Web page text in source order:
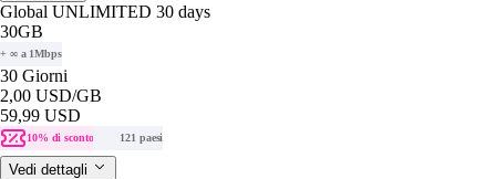
Global UNLIMITED 30 days
30GB
+ ∞ a 1Mbps
30 Giorni
2,00 USD/GB
59,99 USD
10% di sconto 121 paesi
Vedi dettagli